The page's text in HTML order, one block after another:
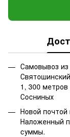
Самовывоз из
1, 300
Сосниных
Новой
Наложенный
суммы.